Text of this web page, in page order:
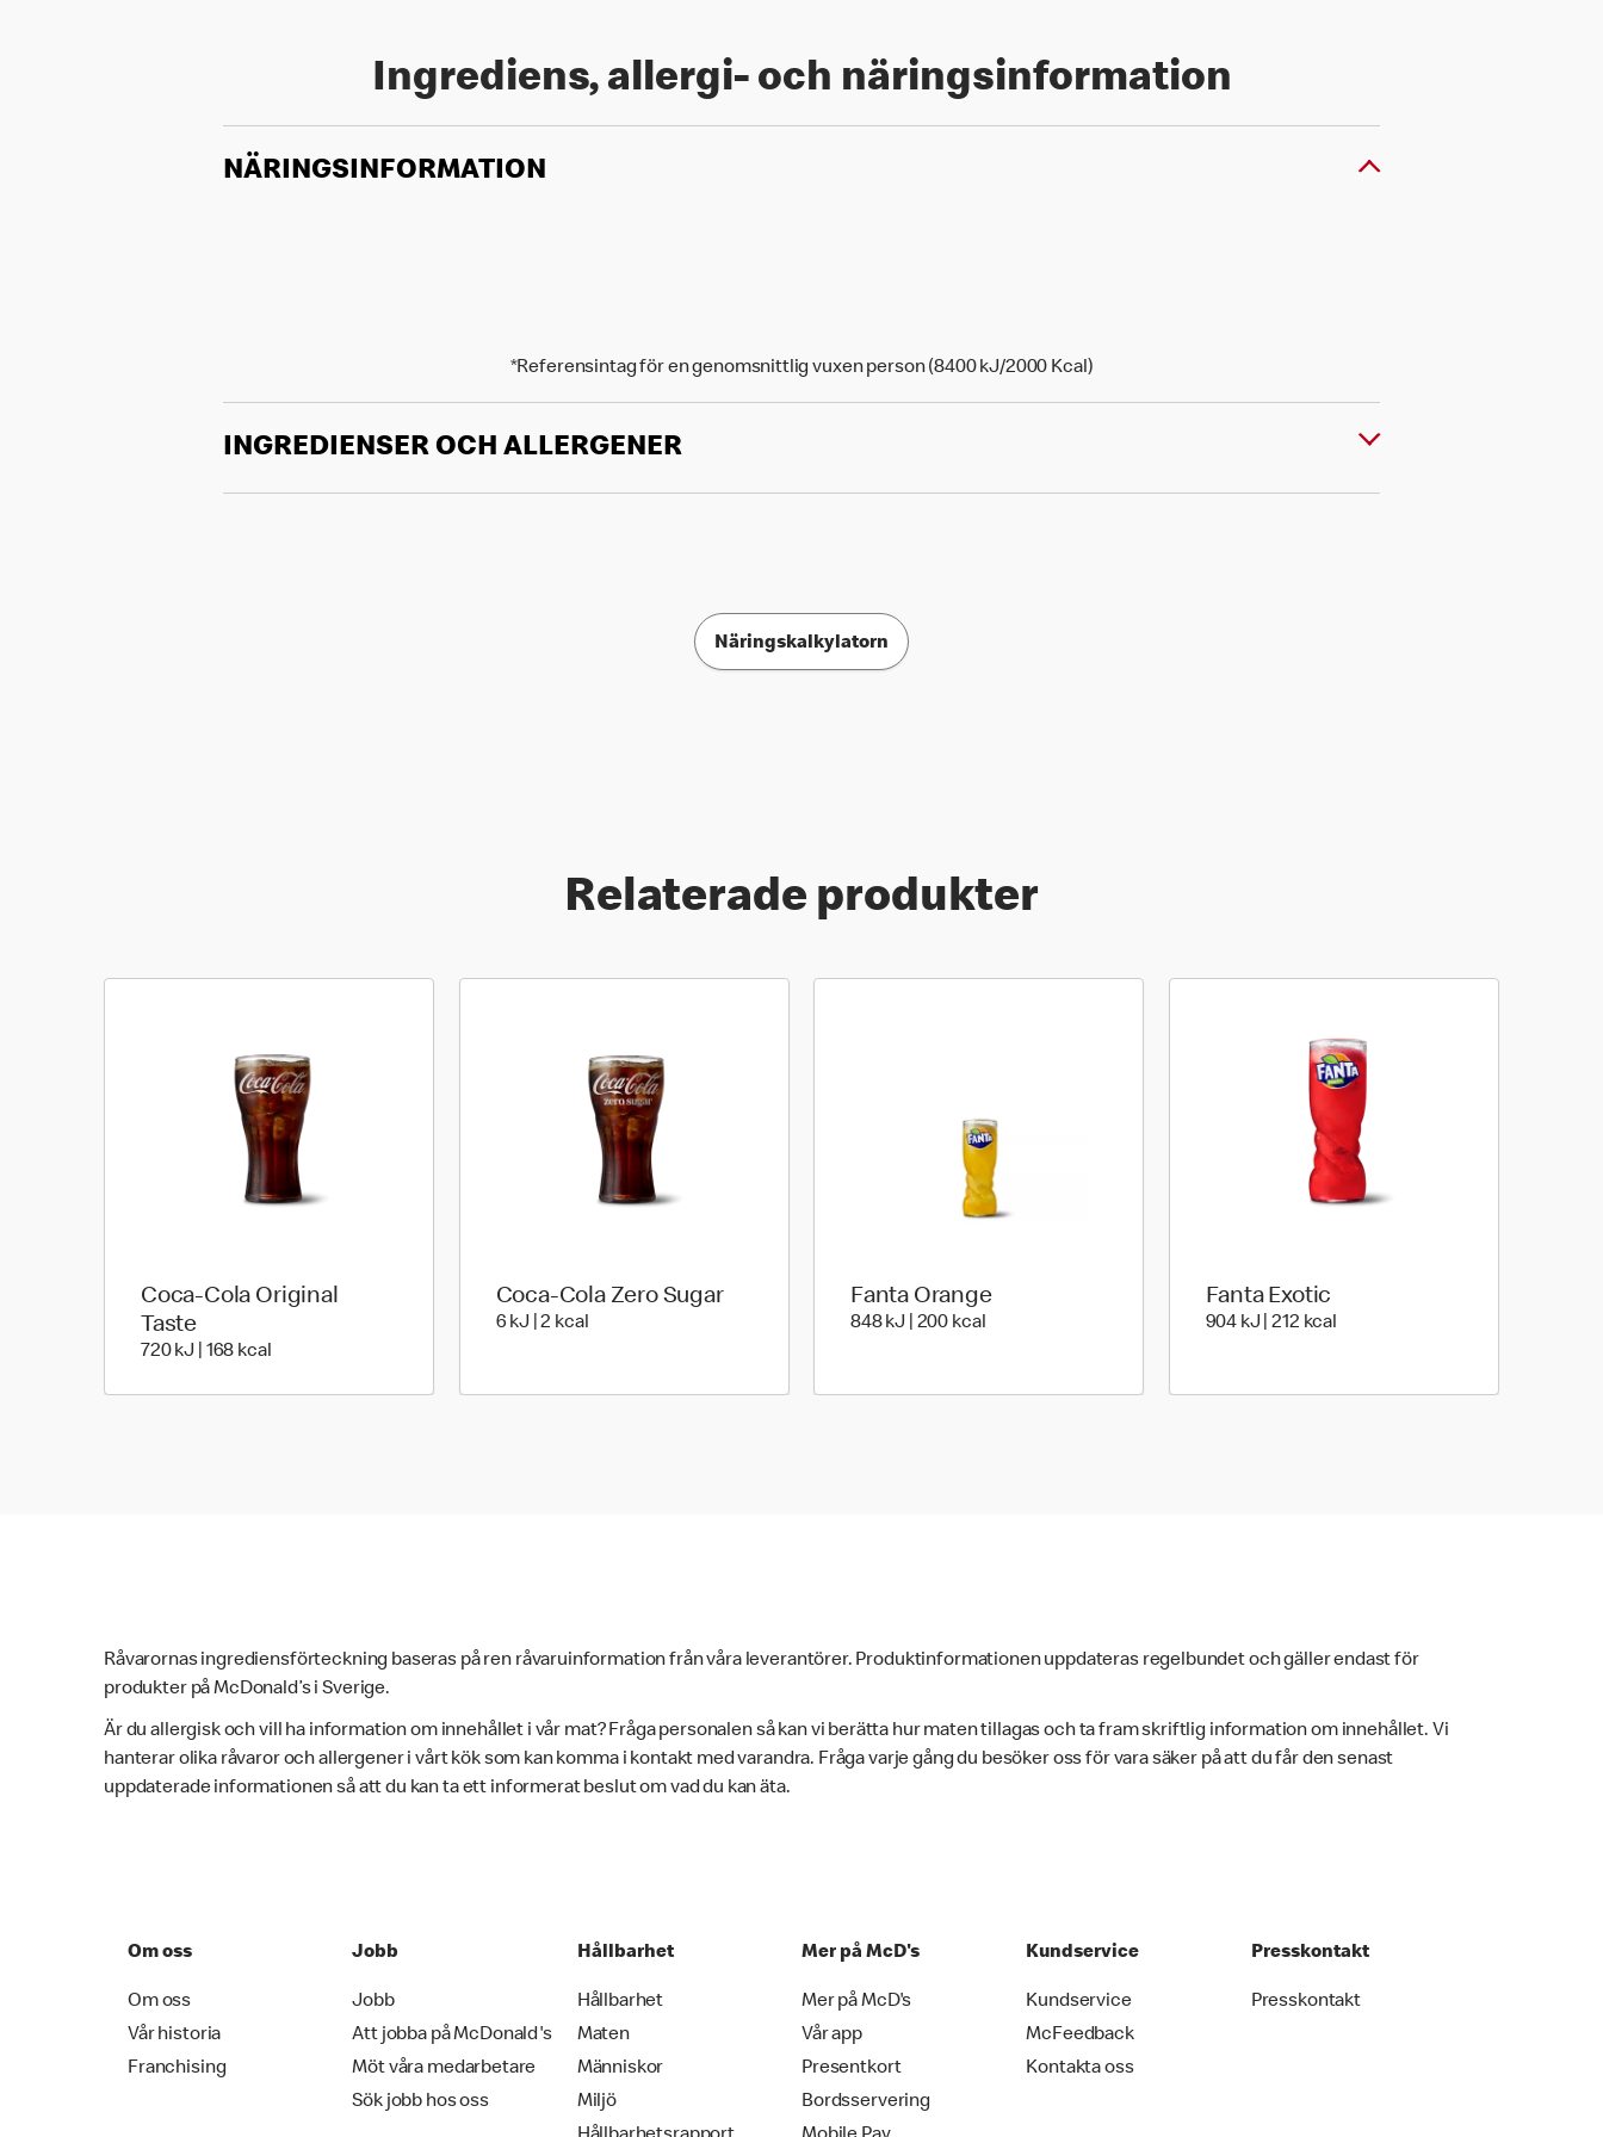
Ingrediens, allergi- och näringsinformation
NÄRINGSINFORMATION
*Referensintag för en genomsnittlig vuxen person (8400 kJ/2000 Kcal)
INGREDIENSER OCH ALLERGENER
Näringskalkylatorn
Relaterade produkter
Coca-Cola Original
Taste
720 kJ | 168 kcal
Coca-Cola Zero Sugar
6 kJ | 2 kcal
Fanta Orange
848 kJ | 200 kcal
Fanta Exotic
904 kJ | 212 kcal
Råvarornas ingrediensförteckning baseras på ren råvaruinformation från våra leverantörer. Produktinformationen uppdateras regelbundet och gäller endast för
produkter på McDonald’s i Sverige.
Är du allergisk och vill ha information om innehållet i vår mat? Fråga personalen så kan vi berätta hur maten tillagas och ta fram skriftlig information om innehållet. Vi
hanterar olika råvaror och allergener i vårt kök som kan komma i kontakt med varandra. Fråga varje gång du besöker oss för vara säker på att du får den senast
uppdaterade informationen så att du kan ta ett informerat beslut om vad du kan äta.
Om oss
Om oss
Vår historia
Franchising
Jobb
Jobb
Att jobba på McDonald's
Möt våra medarbetare
Sök jobb hos oss
Hållbarhet
Hållbarhet
Maten
Människor
Miljö
Mer på McD's
Mer på McD's
Vår app
Presentkort
Bordsservering
Kundservice
Kundservice
McFeedback
Kontakta oss
Presskontakt
Presskontakt